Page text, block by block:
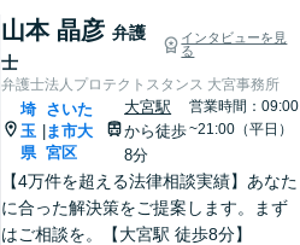
山本 晶彦 弁護
士
インタビューを見
る
弁護士法人プロテクトスタンス 大宮事務所
埼
玉
県
さいた
ま市大
宮区
大宮駅
から徒歩
8分
営業時間：09:00
~21:00（平日）
【4万件を超える法律相談実績】あなた
に合った解決策をご提案します。まず
はご相談を。【大宮駅 徒歩8分】